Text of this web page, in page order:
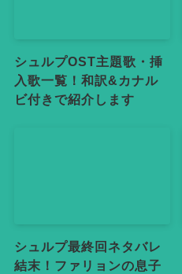
シュルプOST主題歌・挿
入歌一覧！和訳&カナル
ビ付きで紹介します
シュルプ最終回ネタバレ
結末！ファリョンの息子